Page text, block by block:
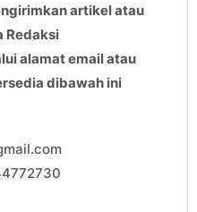
artikel atau
Redaksi
alamat email atau
dibawah ini